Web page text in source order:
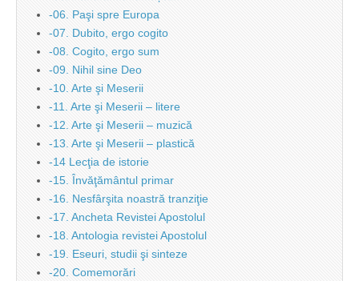
-06. Paşi spre Europa
-07. Dubito, ergo cogito
-08. Cogito, ergo sum
-09. Nihil sine Deo
-10. Arte şi Meserii
-11. Arte şi Meserii – litere
-12. Arte şi Meserii – muzică
-13. Arte şi Meserii – plastică
-14 Lecţia de istorie
-15. Învăţământul primar
-16. Nesfârşita noastră tranziţie
-17. Ancheta Revistei Apostolul
-18. Antologia revistei Apostolul
-19. Eseuri, studii şi sinteze
-20. Comemorări